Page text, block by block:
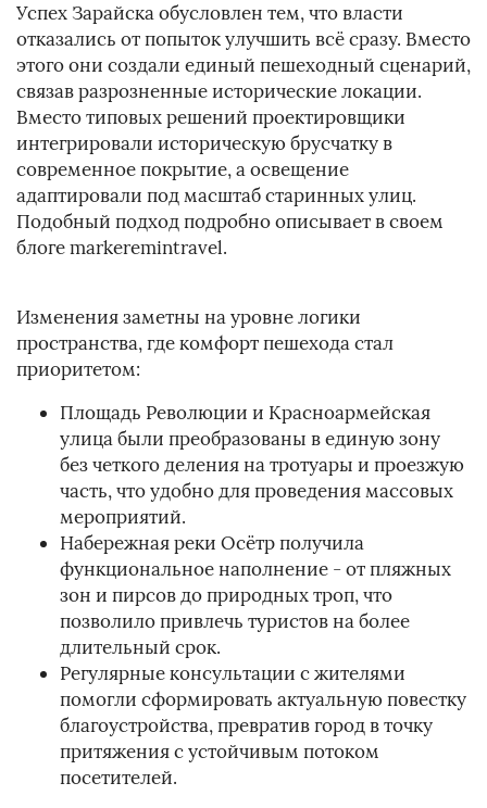
Успех Зарайска обусловлен тем, что власти
отказались от попыток улучшить всё сразу. Вместо
этого они создали единый пешеходный сценарий,
связав разрозненные исторические локации.
Вместо типовых решений проектировщики
интегрировали историческую брусчатку в
современное покрытие, а освещение
адаптировали под масштаб старинных улиц.
Подобный подход подробно описывает в своем
блоге markeremintravel.
Изменения заметны на уровне логики
пространства, где комфорт пешехода стал
приоритетом:
Площадь Революции и Красноармейская
улица были преобразованы в единую зону
без четкого деления на тротуары и проезжую
часть, что удобно для проведения массовых
мероприятий.
Набережная реки Осётр получила
функциональное наполнение - от пляжных
зон и пирсов до природных троп, что
позволило привлечь туристов на более
длительный срок.
Регулярные консультации с жителями
помогли сформировать актуальную повестку
благоустройства, превратив город в точку
притяжения с устойчивым потоком
посетителей.